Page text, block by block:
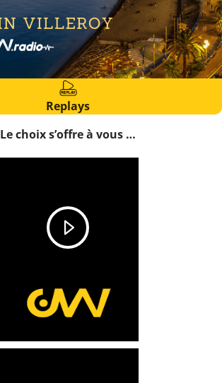
Replays
Le choix s’offre à vous …